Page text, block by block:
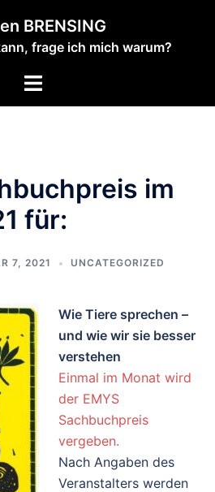
BRENSING
frage ich mich warum?
Menü
im
für:
7, 2021 UNCATEGORIZED
Wie Tiere sprechen –
und wie wir sie besser
verstehen
Einmal im Monat wird
der EMYS
Sachbuchpreis
vergeben.
Nach Angaben des
Veranstalters werden